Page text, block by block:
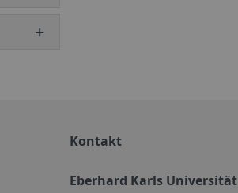
Kontakt
Eberhard Karls Universität